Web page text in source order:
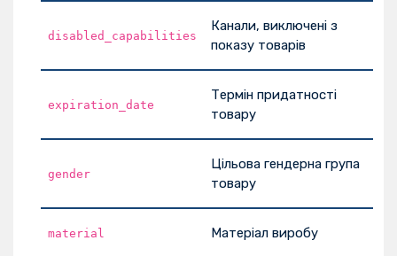
disabled_capabilities
Канали, виключені з
показу товарів
expiration_date
Термін придатності
товару
gender
Цільова гендерна група
товару
material Матеріал виробу